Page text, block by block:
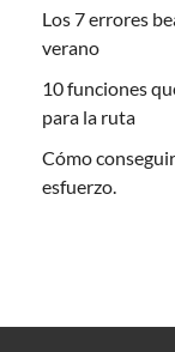
Los 7 errores
verano
10 funciones
para la ruta
Cómo
esfuerzo.